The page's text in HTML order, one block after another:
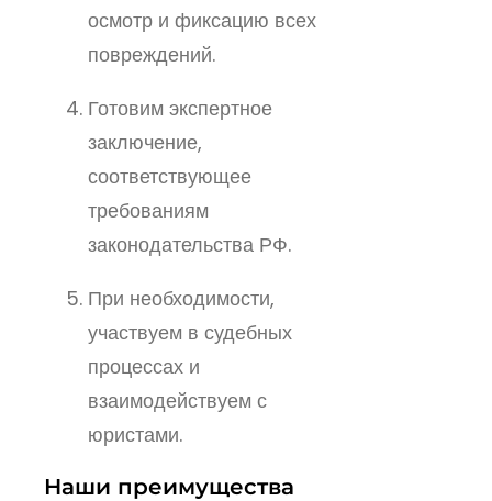
осмотр и фиксацию всех
повреждений.
Готовим экспертное
заключение,
соответствующее
требованиям
законодательства РФ.
При необходимости,
участвуем в судебных
процессах и
взаимодействуем с
юристами.
Наши преимущества